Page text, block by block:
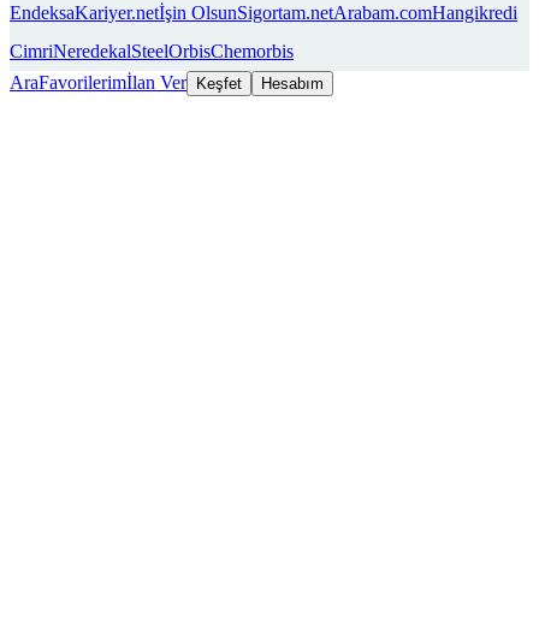
EndeksaKariyer.netİşin OlsunSigortam.netArabam.comHangikredi
CimriNeredekalSteelOrbisChemorbis
AraFavorilerimİlan Ver Keşfet Hesabım